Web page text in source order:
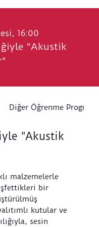
16:00
"Akustik
Diğer Öğrenme
"Akustik
malzemelerle
bir
kutular ve
sesin